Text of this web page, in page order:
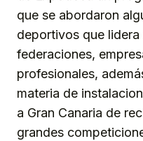
que se abordaron
deportivos que
federaciones,
profesionales,
materia de
a Gran Canaria de
grandes